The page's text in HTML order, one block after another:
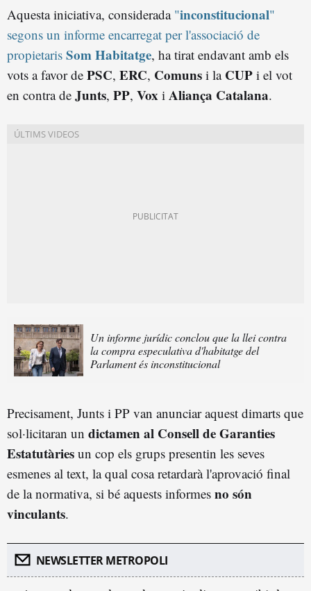
Aquesta iniciativa, considerada "inconstitucional"
segons un informe encarregat per l'associació de
propietaris Som Habitatge, ha tirat endavant amb els
vots a favor de PSC, ERC, Comuns i la CUP i el vot
en contra de Junts, PP, Vox i Aliança Catalana.
Un informe jurídic conclou que la llei contra
la compra especulativa d'habitatge del
Parlament és inconstitucional
Precisament, Junts i PP van anunciar aquest dimarts que
sol·licitaran un dictamen al Consell de Garanties
Estatutàries un cop els grups presentin les seves
esmenes al text, la qual cosa retardarà l'aprovació final
de la normativa, si bé aquests informes no són
vinculants.
NEWSLETTER METROPOLI